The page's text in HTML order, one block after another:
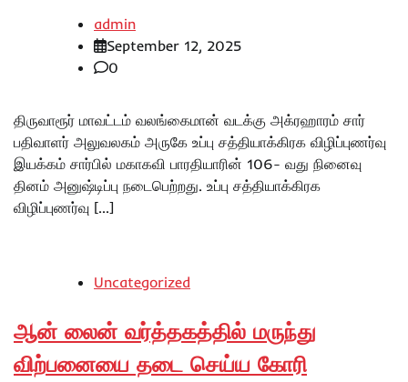
admin
September 12, 2025
0
திருவாரூர் மாவட்டம் வலங்கைமான் வடக்கு அக்ரஹாரம் சார்
பதிவாளர் அலுவலகம் அருகே உப்பு சத்தியாக்கிரக விழிப்புணர்வு
இயக்கம் சார்பில் மகாகவி பாரதியாரின் 106- வது நினைவு
தினம் அனுஷ்டிப்பு நடைபெற்றது. உப்பு சத்தியாக்கிரக
விழிப்புணர்வு […]
Uncategorized
ஆன் லைன் வர்த்தகத்தில் மருந்து
விற்பனையை தடை செய்ய கோரி